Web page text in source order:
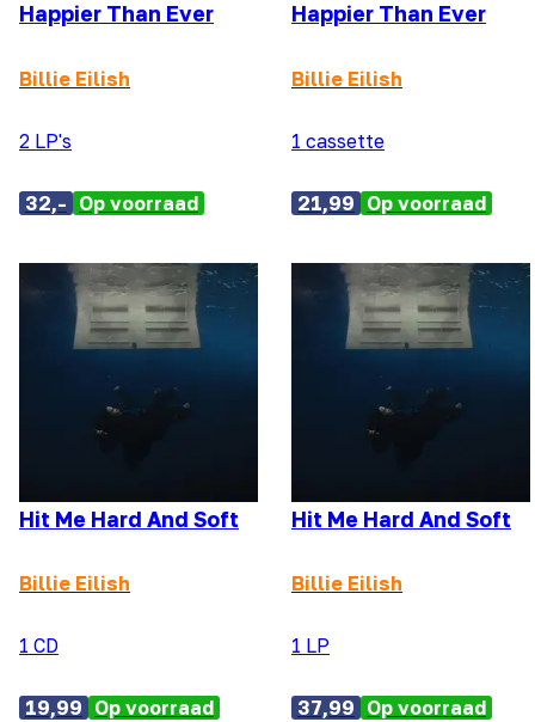
Happier Than Ever
Billie Eilish
2 LP's
32,- Op voorraad
Happier Than Ever
Billie Eilish
1 cassette
21,99 Op voorraad
Hit Me Hard And Soft
Billie Eilish
1 CD
19,99 Op voorraad
Hit Me Hard And Soft
Billie Eilish
1 LP
37,99 Op voorraad